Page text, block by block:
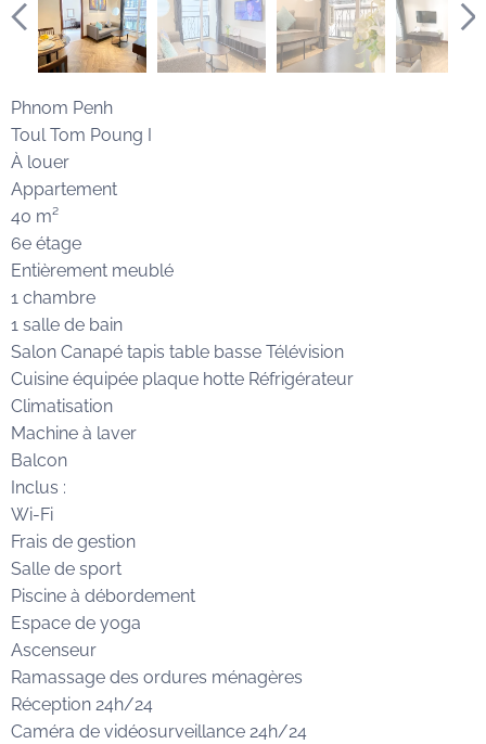
Phnom Penh
Toul Tom Poung I
À louer
Appartement
40 m²
6e étage
Entièrement meublé
1 chambre
1 salle de bain
Salon Canapé tapis table basse Télévision
Cuisine équipée plaque hotte Réfrigérateur
Climatisation
Machine à laver
Balcon
Inclus :
Wi-Fi
Frais de gestion
Salle de sport
Piscine à débordement
Espace de yoga
Ascenseur
Ramassage des ordures ménagères
Réception 24h/24
Caméra de vidéosurveillance 24h/24